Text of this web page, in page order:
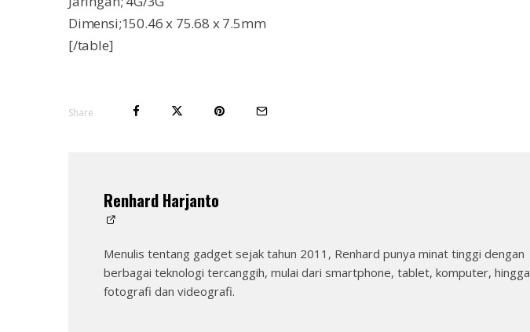
Dimensi;150.46 x 75.68 x 7.5mm
[/table]
Share
Renhard Harjanto
Menulis tentang gadget sejak tahun 2011, Renhard punya minat tinggi dengan
berbagai teknologi tercanggih, mulai dari smartphone, tablet, komputer, hingga
fotografi dan videografi.